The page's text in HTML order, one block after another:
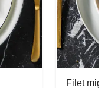
Filet